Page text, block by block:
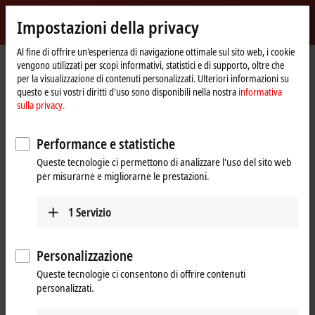
Beckhoff
-
New
Automation
Technology
Pagina
iniziale
Azienda
News
TwinCAT/BSD: operating system for Industrial PCs
Cliccando su "Accetta", mostriamo il video e modifichiamo
l'impostazione della privacy, caricando contenuti esterni da Vimeo.
A tal proposito sei pregato di fare riferimento alla nostra
Impostazioni della privacy
Al fine di offrire un'esperienza di navigazione ottimale sul sito web, i cookie
vengono utilizzati per scopi informativi, statistici e di supporto, oltre che
per la visualizzazione di contenuti personalizzati. Ulteriori informazioni su
questo e sui vostri diritti d'uso sono disponibili nella nostra informativa
sulla privacy.
Performance e statistiche
Queste tecnologie ci permettono di analizzare l'uso del sito web
per misurarne e migliorarne le prestazioni.
1 Servizio
Personalizzazione
Queste tecnologie ci consentono di offrire contenuti
personalizzati.